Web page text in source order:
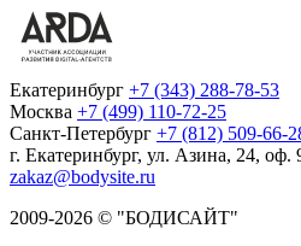
Екатеринбург +7 (343) 288-78-53
Москва +7 (499) 110-72-25
Санкт-Петербург +7 (812) 509-66-
г. Екатеринбург, ул. Азина, 24, оф.
zakaz@bodysite.ru
2009-2026 © "БОДИСАЙТ"